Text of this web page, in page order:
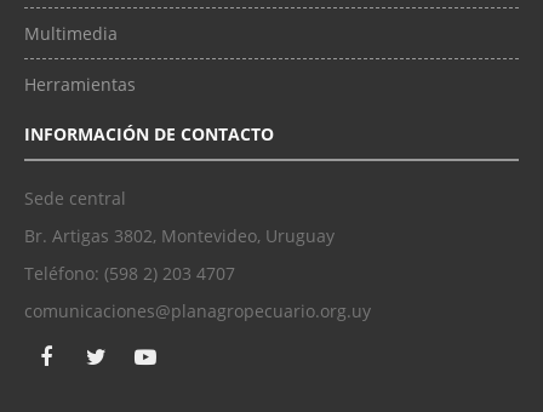
Multimedia
Herramientas
INFORMACIÓN DE CONTACTO
Sede central
Br. Artigas 3802, Montevideo, Uruguay
Teléfono: (598 2) 203 4707
comunicaciones@planagropecuario.org.uy